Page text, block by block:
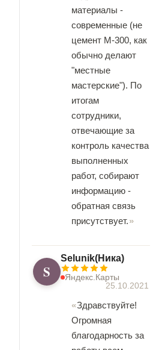
материалы -
современные (не
цемент М-300, как
обычно делают
"местные
мастерские"). По
итогам
сотрудники,
отвечающие за
контроль качества
выполненных
работ, собирают
информацию -
обратная связь
присутствует.
S
Selunik(Ника)
Яндекс.Карты
25.10.2021
Здравствуйте!
Огромная
благодарность за